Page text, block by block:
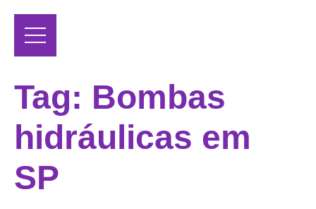
Tag: Bombas
hidráulicas em
SP